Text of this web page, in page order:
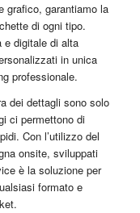
grafico, garantiamo la
di ogni tipo.
e digitale di alta
in unica
professionale.
dei dettagli sono solo
ci permettono di
Con l’utilizzo del
onsite, sviluppati
è la soluzione per
formato e